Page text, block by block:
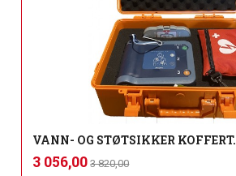
VANN- OG STØTSIKKER KOFFERT.
Tilbud
3 056,00 3 820,00mva.